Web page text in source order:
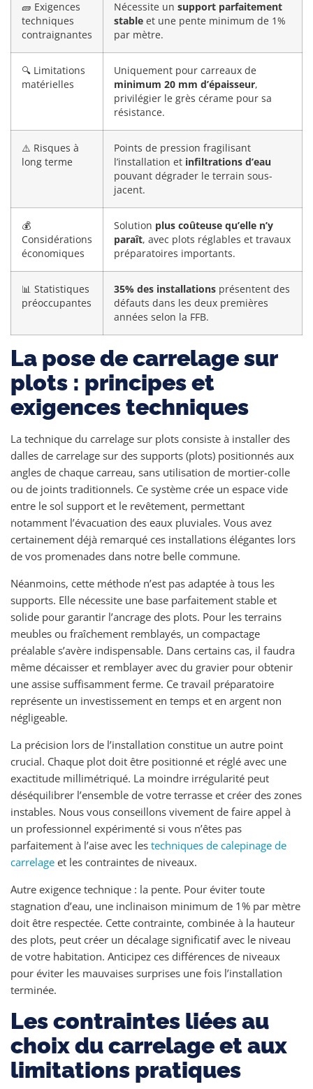
🧱 Exigences
techniques
contraignantes
Nécessite un support parfaitement
stable et une pente minimum de 1%
par mètre.
🔍 Limitations
matérielles
Uniquement pour carreaux de
minimum 20 mm d’épaisseur,
privilégier le grès cérame pour sa
résistance.
⚠️ Risques à
long terme
Points de pression fragilisant
l’installation et infiltrations d’eau
pouvant dégrader le terrain sous-
jacent.
💰
Considérations
économiques
Solution plus coûteuse qu’elle n’y
paraît, avec plots réglables et travaux
préparatoires importants.
📊 Statistiques
préoccupantes
35% des installations présentent des
défauts dans les deux premières
années selon la FFB.
La pose de carrelage sur
plots : principes et
exigences techniques
La technique du carrelage sur plots consiste à installer des
dalles de carrelage sur des supports (plots) positionnés aux
angles de chaque carreau, sans utilisation de mortier-colle
ou de joints traditionnels. Ce système crée un espace vide
entre le sol support et le revêtement, permettant
notamment l’évacuation des eaux pluviales. Vous avez
certainement déjà remarqué ces installations élégantes lors
de vos promenades dans notre belle commune.
Néanmoins, cette méthode n’est pas adaptée à tous les
supports. Elle nécessite une base parfaitement stable et
solide pour garantir l’ancrage des plots. Pour les terrains
meubles ou fraîchement remblayés, un compactage
préalable s’avère indispensable. Dans certains cas, il faudra
même décaisser et remblayer avec du gravier pour obtenir
une assise suffisamment ferme. Ce travail préparatoire
représente un investissement en temps et en argent non
négligeable.
La précision lors de l’installation constitue un autre point
crucial. Chaque plot doit être positionné et réglé avec une
exactitude millimétriqué. La moindre irrégularité peut
déséquilibrer l’ensemble de votre terrasse et créer des zones
instables. Nous vous conseillons vivement de faire appel à
un professionnel expérimenté si vous n’êtes pas
parfaitement à l’aise avec les techniques de calepinage de
carrelage et les contraintes de niveaux.
Autre exigence technique : la pente. Pour éviter toute
stagnation d’eau, une inclinaison minimum de 1% par mètre
doit être respectée. Cette contrainte, combinée à la hauteur
des plots, peut créer un décalage significatif avec le niveau
de votre habitation. Anticipez ces différences de niveaux
pour éviter les mauvaises surprises une fois l’installation
terminée.
Les contraintes liées au
choix du carrelage et aux
limitations pratiques